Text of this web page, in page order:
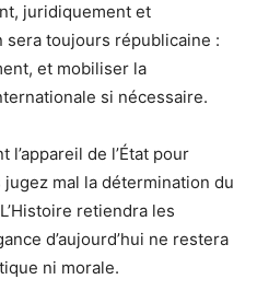
juridiquement et
toujours républicaine :
et mobiliser la
si nécessaire.
de l’État pour
mal la détermination du
retiendra les
d’aujourd’hui ne restera
ni morale.